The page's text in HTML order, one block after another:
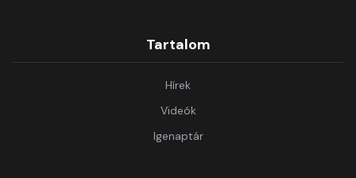
Tartalom
Hírek
Videók
Igenaptár